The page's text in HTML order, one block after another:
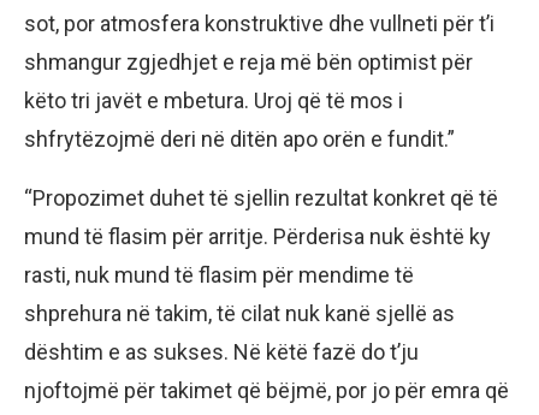
sot, por atmosfera konstruktive dhe vullneti për t’i
shmangur zgjedhjet e reja më bën optimist për
këto tri javët e mbetura. Uroj që të mos i
shfrytëzojmë deri në ditën apo orën e fundit.”
“Propozimet duhet të sjellin rezultat konkret që të
mund të flasim për arritje. Përderisa nuk është ky
rasti, nuk mund të flasim për mendime të
shprehura në takim, të cilat nuk kanë sjellë as
dështim e as sukses. Në këtë fazë do t’ju
njoftojmë për takimet që bëjmë, por jo për emra që